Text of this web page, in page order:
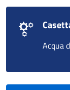
Acqua